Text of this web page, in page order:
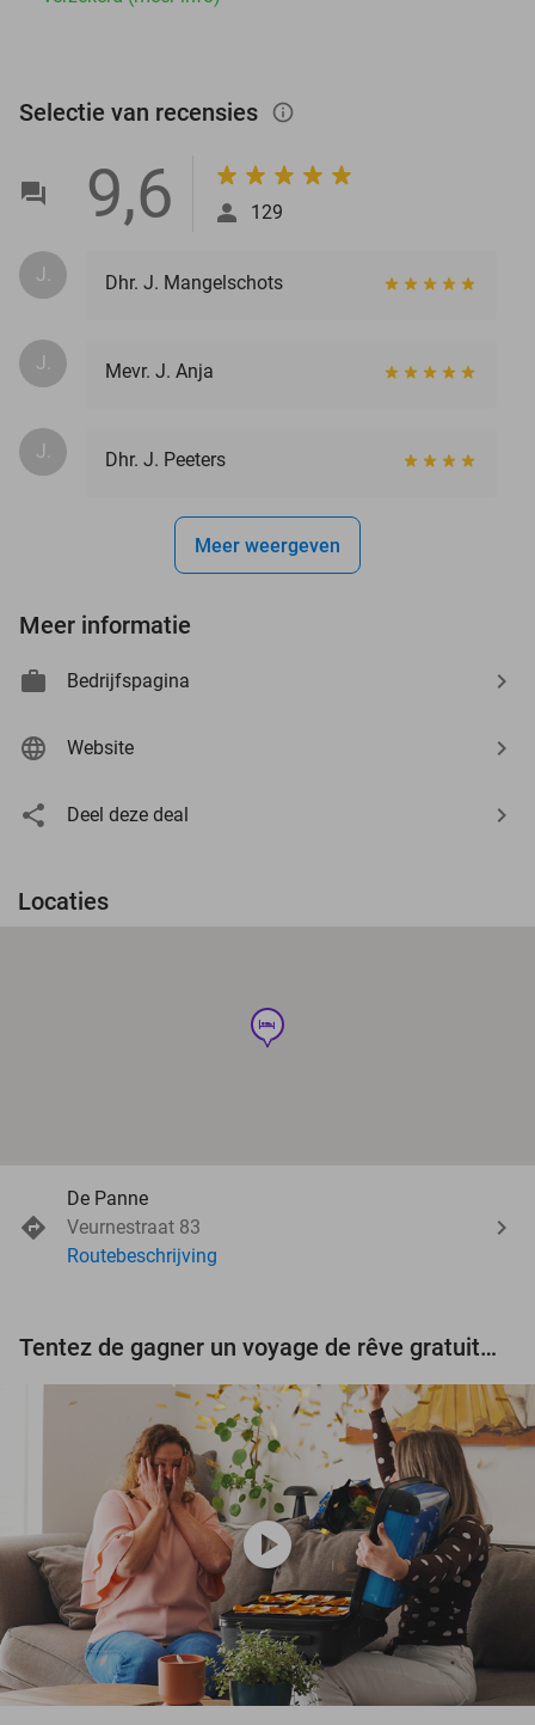
Selectie van recensies info_outlined
9,6 129
J. Dhr. J. Mangelschots
J. Mevr. J. Anja
J. Dhr. J. Peeters
Meer weergeven
Meer informatie
Bedrijfspagina
Website
Deel deze deal
Locaties
hotel
De Panne
Veurnestraat 83
Routebeschrijving
Tentez de gagner un voyage de rêve gratuit d'une valeur de 3.000 € !
play_circle